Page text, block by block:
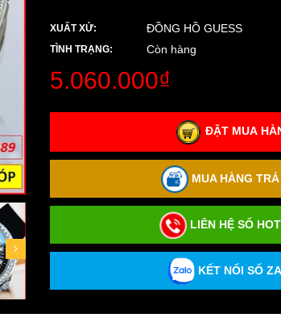
XUẤT XỨ: ĐỒNG HỒ GUESS
TÌNH TRẠNG: Còn hàng
5.060.000₫
ĐẶT MUA
MUA HÀNG
LIÊN HỆ SỐ
KẾT NỐI SỐ